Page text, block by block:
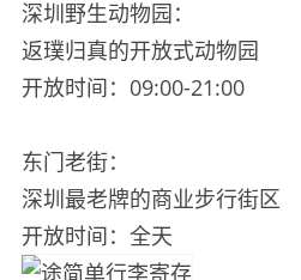
深圳野生动物园：
返璞归真的开放式动物园
开放时间：09:00-21:00
东门老街：
深圳最老牌的商业步行街区
开放时间：全天